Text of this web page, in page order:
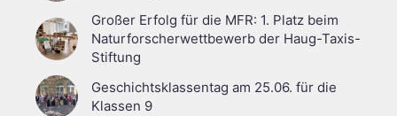
Großer Erfolg für die MFR: 1. Platz beim
Naturforscherwettbewerb der Haug-Taxis-
Stiftung
Geschichtsklassentag am 25.06. für die
Klassen 9